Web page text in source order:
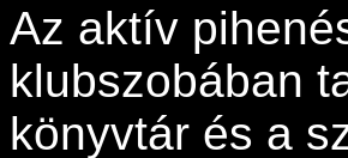
Az aktív
klubszobában
könyvtár és a